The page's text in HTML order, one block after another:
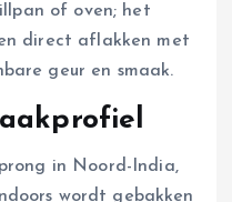
of oven; het
direct aflakken met
geur en smaak.
in Noord-India,
wordt gebakken